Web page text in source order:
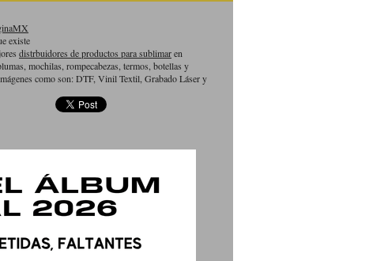
existe
distrbuidores de productos para sublimaren
mochilas, rompecabezas, termos, botellas y
como son: DTF, Vinil Textil, Grabado Láser y